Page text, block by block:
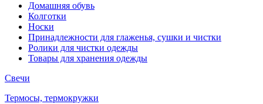
Домашняя обувь
Колготки
Носки
Принадлежности для глаженья, сушки и чистки
Ролики для чистки одежды
Товары для хранения одежды
Свечи
Термосы, термокружки